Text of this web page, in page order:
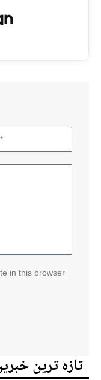
in this browser
تازہ ترین